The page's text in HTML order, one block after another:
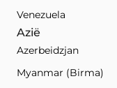
Venezuela
Azië
Azerbeidzjan
Myanmar (Birma)